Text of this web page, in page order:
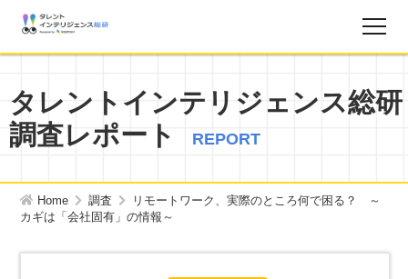
お知らせ
タレントインテリジェンス総研とは？
タレントインテリジェンス総研
調査レポート
REPORT
Home 調査
リモートワーク、実際のところ何で困る？ ～
カギは「会社固有」の情報～